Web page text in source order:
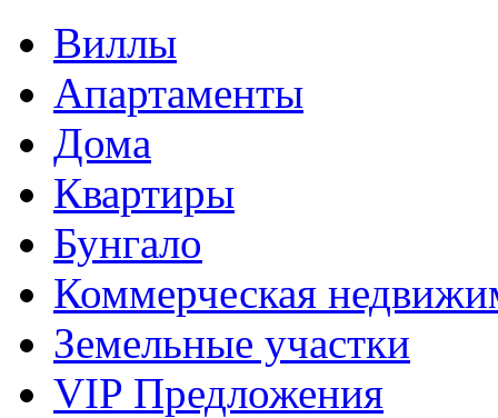
Виллы
Апартаменты
Дома
Квартиры
Бунгало
Коммерческая
Земельные участки
VIP Предложения